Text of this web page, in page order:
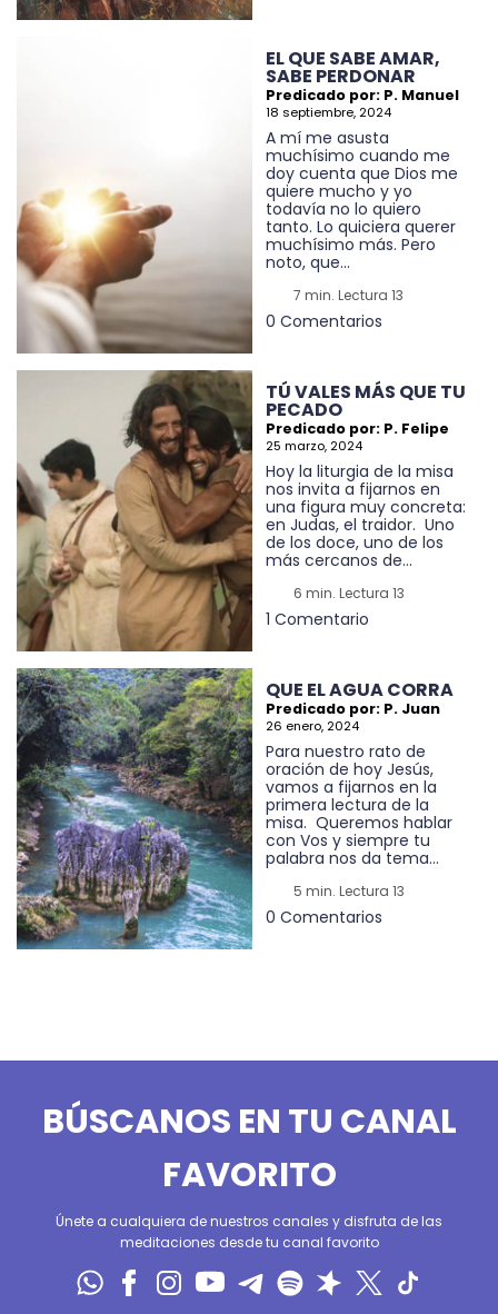
EL QUE SABE AMAR,
SABE PERDONAR
Predicado por: P. Manuel
18 septiembre, 2024
A mí me asusta
muchísimo cuando me
doy cuenta que Dios me
quiere mucho y yo
todavía no lo quiero
tanto. Lo quiciera querer
muchísimo más. Pero
noto, que...
7 min. Lectura 13
0 Comentarios
TÚ VALES MÁS QUE TU
PECADO
Predicado por: P. Felipe
25 marzo, 2024
Hoy la liturgia de la misa
nos invita a fijarnos en
una figura muy concreta:
en Judas, el traidor. Uno
de los doce, uno de los
más cercanos de...
6 min. Lectura 13
1 Comentario
QUE EL AGUA CORRA
Predicado por: P. Juan
26 enero, 2024
Para nuestro rato de
oración de hoy Jesús,
vamos a fijarnos en la
primera lectura de la
misa. Queremos hablar
con Vos y siempre tu
palabra nos da tema...
5 min. Lectura 13
0 Comentarios
BÚSCANOS EN TU CANAL
FAVORITO
Únete a cualquiera de nuestros canales y disfruta de las
meditaciones desde tu canal favorito